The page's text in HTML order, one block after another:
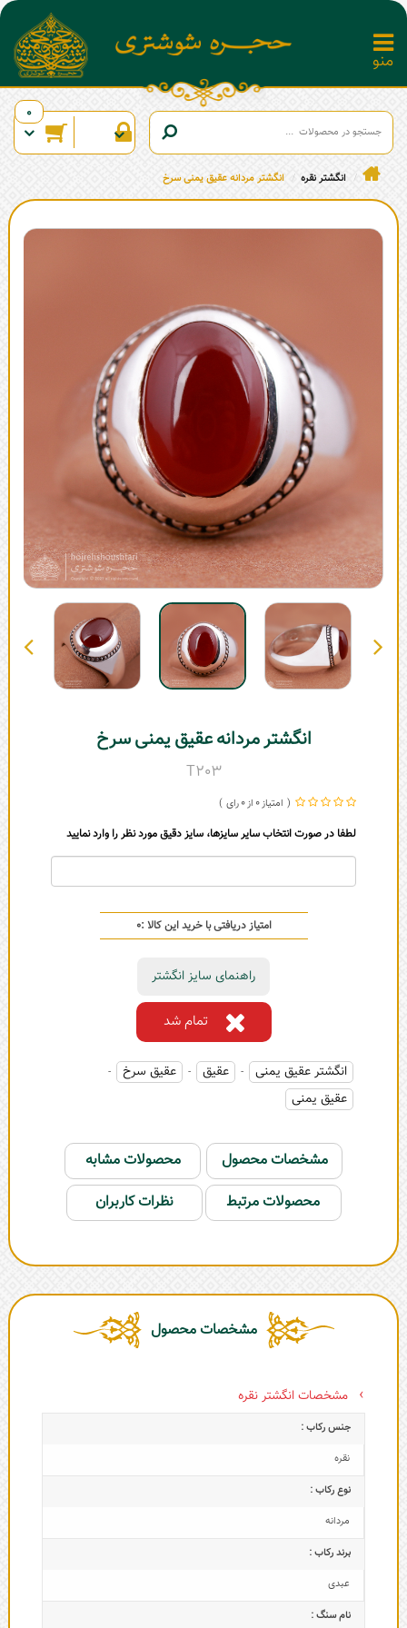
0
انگشتر نقره انگشتر مردانه عقیق یمنی سرخ
انگشتر مردانه عقیق یمنی سرخ
T203
0
0
لطفا در صورت انتخاب سایر سایزها، سایز دقیق مورد نظر را وارد نمایید
امتیاز دریافتی با خرید این کالا :0
راهنمای سایز انگشتر
تمام شد
انگشتر عقیق یمنی - عقیق - عقیق سرخ -
عقیق یمنی
مشخصات محصول
محصولات مشابه
محصولات مرتبط
نظرات کاربران
مشخصات محصول
مشخصات انگشتر نقره
جنس رکاب :
نقره
نوع رکاب :
مردانه
برند رکاب :
عبدی
نام سنگ :